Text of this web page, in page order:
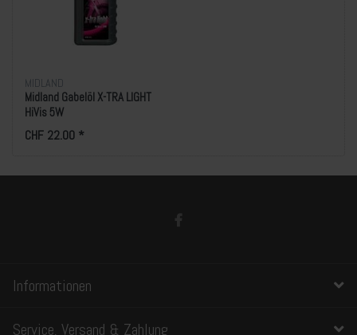
MIDLAND
Midland Gabelöl X-TRA LIGHT
HiVis 5W
CHF 22.00 *
Informationen
Service, Versand & Zahlung